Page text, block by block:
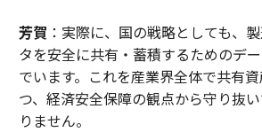
芳賀 ：実際に、国の戦略としても、
タを安全に共有・蓄積するためのデ
でいます。これを産業界全体で共有
つ、経済安全保障の観点から守り抜
りません。